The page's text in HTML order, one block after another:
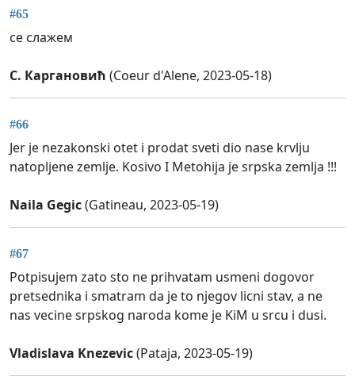
#65
се слажем
С. Каргановић (Coeur d'Alene, 2023-05-18)
#66
Jer je nezakonski otet i prodat sveti dio nase krvlju
natopljene zemlje. Kosivo I Metohija je srpska zemlja !!!
Naila Gegic(Gatineau, 2023-05-19)
#67
Potpisujem zato sto ne prihvatam usmeni dogovor
pretsednika i smatram da je to njegov licni stav, a ne
nas vecine srpskog naroda kome je KiM u srcu i dusi.
Vladislava Knezevic(Pataja, 2023-05-19)